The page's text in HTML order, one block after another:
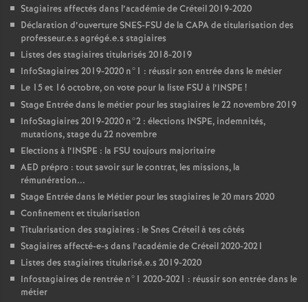
Stagiaires affectés dans l’académie de Créteil 2019-2020
Déclaration d’ouvertureSNES-FSU de la CAPAde titularisation des
professeur.e.s agrégé.e.s stagiaires
Listes des stagiaires titularisés 2018-2019
InfoStagiaires 2019-2020 n°1 : réussir son entrée dans le métier
Le 15 et 16 octobre, on vote pour la liste FSU à l’INSPE !
Stage Entrée dans le métier pour les stagiaires le 22 novembre 2019
InfoStagiaires 2019-2020 n°2 : élections INSPE, indemnités,
mutations, stage du 22 novembre
Elections à l’INSPE : la FSU toujours majoritaire
AED prépro : tout savoir sur le contrat, les missions, la
rémunération...
Stage Entrée dans le Métier pour les stagiaires le 20 mars 2020
Confinement et titularisation
Titularisation des stagiaires : le Snes Créteil à tes côtés
Stagiaires affecté-e-s dans l’académie de Créteil 2020-2021
Listes des stagiaires titularisé.e.s 2019-2020
Infostagiaires de rentrée n°1 2020-2021 : réussir son entrée dans le
métier